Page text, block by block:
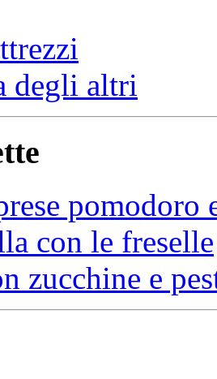
degli altri
pomodoro
con le freselle
zucchine e